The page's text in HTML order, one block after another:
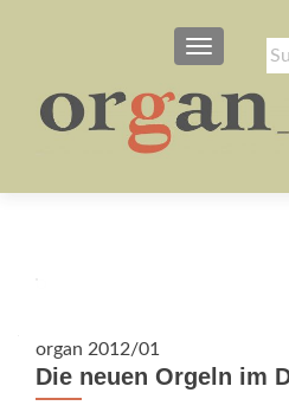
SCHALTE
organ 2012/01
Die neuen Orgeln im